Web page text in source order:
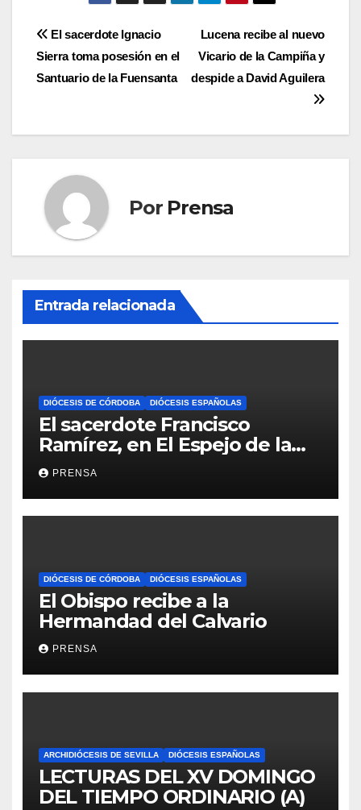
Navegación
de
Lucena recibe al nuevo
Vicario de la Campiña y
despide a David Aguilera
El sacerdote Ignacio
Sierra toma posesión en el
Santuario de la Fuensanta
Por Prensa
Entrada relacionada
DIÓCESIS DE CÓRDOBA DIÓCESIS ESPAÑOLAS
El sacerdote Francisco
Ramírez, en El Espejo de la
Iglesia
PRENSA
DIÓCESIS DE CÓRDOBA DIÓCESIS ESPAÑOLAS
El Obispo recibe a la
Hermandad del Calvario
PRENSA
ARCHIDIÓCESIS DE SEVILLA DIÓCESIS ESPAÑOLAS
LECTURAS DEL XV DOMINGO
DEL TIEMPO ORDINARIO (A)